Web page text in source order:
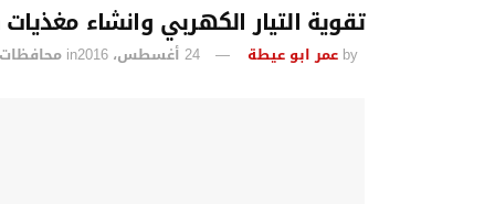
تقوية التيار الكهربي وانشاء
by عمر ابو عيطة 24 أغسطس، 2016 in محافظات